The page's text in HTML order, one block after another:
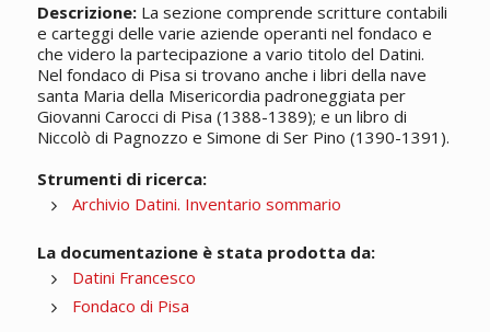
Descrizione:La sezione comprende scritture contabili
e carteggi delle varie aziende operanti nel fondaco e
che videro la partecipazione a vario titolo del Datini.
Nel fondaco di Pisa si trovano anche i libri della nave
santa Maria della Misericordia padroneggiata per
Giovanni Carocci di Pisa (1388-1389); e un libro di
Niccolò di Pagnozzo e Simone di Ser Pino (1390-1391).
Strumenti di ricerca:
Archivio Datini. Inventario sommario
La documentazione è stata prodotta da:
Datini Francesco
Fondaco di Pisa